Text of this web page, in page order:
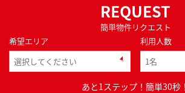
REQUEST
簡単物件リクエスト
希望エリア
利用人数
あと1ステップ！簡単30秒！